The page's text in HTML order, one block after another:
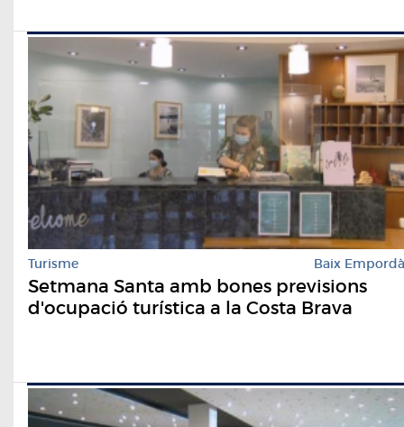
Turisme Baix Empordà
Setmana Santa amb bones previsions
d'ocupació turística a la Costa Brava